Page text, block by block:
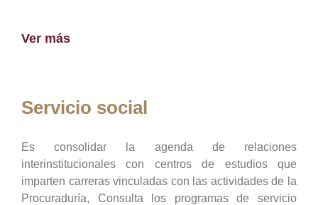
Ver más
Servicio social
Es consolidar la agenda de relaciones
interinstitucionales con centros de estudios que
imparten carreras vinculadas con las actividades de la
Procuraduría, Consulta los programas de servicio